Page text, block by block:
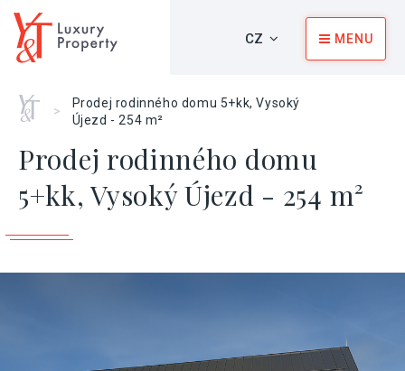
CZ MENU
Home
>
Prodej rodinného domu 5+kk, Vysoký
Újezd - 254 m²
Prodej rodinného domu
5+kk, Vysoký Újezd - 254 m²